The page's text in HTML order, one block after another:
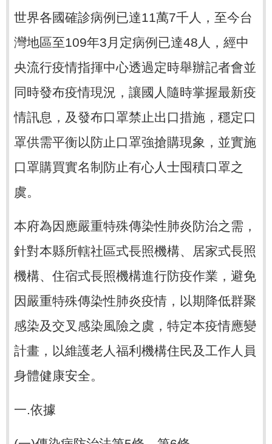
世界各國確診病例已達11萬7千人，至今台
灣地區至109年3月定病例已達48人，經中
央流行疫情指揮中心透過定時舉辦記者會並
同時發布疫情現況，讓國人隨時掌握最新疫
情訊息，及發布口罩禁止出口措施，穩定口
罩供需平衡以防止口罩強搶購現象，並實施
口罩購買實名制防止有心人士囤積口罩之
虞。
本府為因應嚴重特殊傳染性肺炎防治之需，
針對本縣所轄社區式長照機構、居家式長照
機構、住宿式長照機構進行防疫作業，避免
因嚴重特殊傳染性肺炎疫情，以期降低群聚
感染及交叉感染風險之虞，特定本疫情應變
計畫，以維護老人福利機構住民及工作人員
身體健康安全。
一.依據